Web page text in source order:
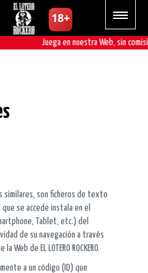
Juega en nuestra Web, sin
similares, son ficheros de texto
se accede instala en el
Tablet, etc.) del
de su navegación a través
de EL LOTERO ROCKERO.
a un código (ID) que